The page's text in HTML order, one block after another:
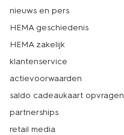
nieuws en pers
HEMA geschiedenis
HEMA zakelijk
klantenservice
actievoorwaarden
saldo cadeaukaart opvragen
partnerships
retail media